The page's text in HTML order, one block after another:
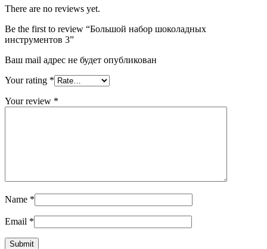
There are no reviews yet.
Be the first to review “Большой набор шоколадных
инструментов 3”
Ваш mail адрес не будет опубликован
Your rating *
Your review *
Name *
Email *